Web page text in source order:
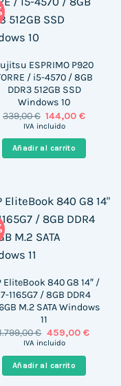
ESPRIMO P920
/ i5-4570 / 8GB
DDR3 512GB SSD
Windows 10
339,00€ El
precio
era:
339,00 €.
144,00€El
es:
144,00
IVA incluido
Añadir al carrito
EliteBook 840 G8 14″ /
1165G7 / 8GB DDR4
M.2 SATA Windows
11
€ El
precio
era:
1.799,00 €.
459,00 €El
IVA incluido
Añadir al carrito